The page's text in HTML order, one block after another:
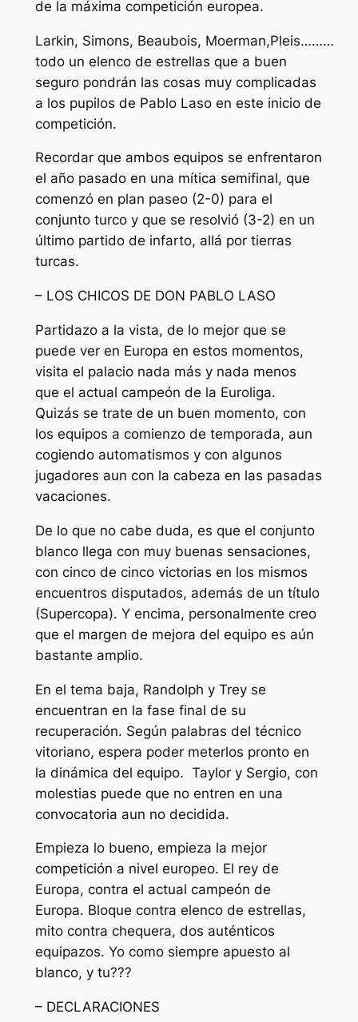
de la máxima competición europea.
Larkin, Simons, Beaubois, Moerman,Pleis………
todo un elenco de estrellas que a buen
seguro pondrán las cosas muy complicadas
a los pupilos de Pablo Laso en este inicio de
competición.
Recordar que ambos equipos se enfrentaron
el año pasado en una mítica semifinal, que
comenzó en plan paseo (2-0) para el
conjunto turco y que se resolvió (3-2) en un
último partido de infarto, allá por tierras
turcas.
– LOS CHICOS DE DON PABLO LASO
Partidazo a la vista, de lo mejor que se
puede ver en Europa en estos momentos,
visita el palacio nada más y nada menos
que el actual campeón de la Euroliga.
Quizás se trate de un buen momento, con
los equipos a comienzo de temporada, aun
cogiendo automatismos y con algunos
jugadores aun con la cabeza en las pasadas
vacaciones.
De lo que no cabe duda, es que el conjunto
blanco llega con muy buenas sensaciones,
con cinco de cinco victorias en los mismos
encuentros disputados, además de un título
(Supercopa). Y encima, personalmente creo
que el margen de mejora del equipo es aún
bastante amplio.
En el tema baja, Randolph y Trey se
encuentran en la fase final de su
recuperación. Según palabras del técnico
vitoriano, espera poder meterlos pronto en
la dinámica del equipo. Taylor y Sergio, con
molestias puede que no entren en una
convocatoria aun no decidida.
Empieza lo bueno, empieza la mejor
competición a nivel europeo. El rey de
Europa, contra el actual campeón de
Europa. Bloque contra elenco de estrellas,
mito contra chequera, dos auténticos
equipazos. Yo como siempre apuesto al
blanco, y tu???
– DECLARACIONES